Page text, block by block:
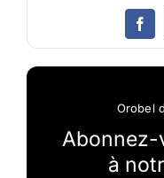
Orobel
Abonnez-
à